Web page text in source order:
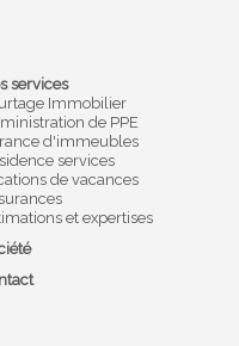
services
Immobilier
de PPE
d'immeubles
services
de vacances
et expertises